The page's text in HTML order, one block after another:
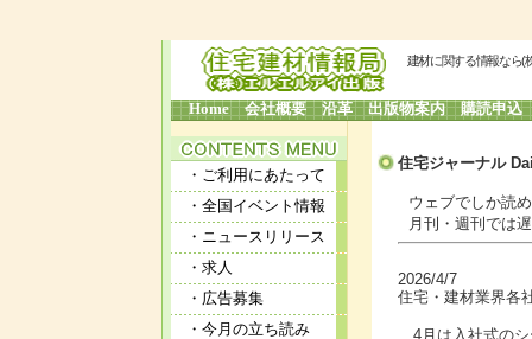
建材に関する情報なら(
Home 会社概要 沿革 出版物案内 購読申込
・ご利用にあたって
・全国イベント情報
・ニュースリリース
・求人
・広告募集
・今月の立ち読み
住宅ジャーナル
ウェブでしか読め
月刊・週刊では遅
2026/4/7
住宅・建材業界各
4月は入社式のシ